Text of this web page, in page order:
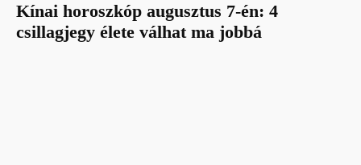
Kínai horoszkóp augusztus 7-én: 4
csillagjegy élete válhat ma jobbá